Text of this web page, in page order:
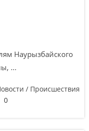
Наурызбайского
...
/ Происшествия
0